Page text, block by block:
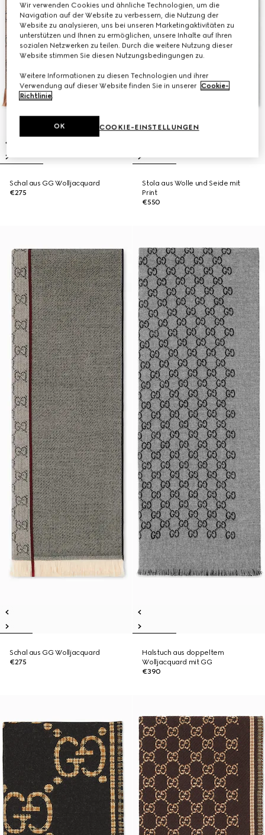
Schal aus GG Wolljacquard
€275
Stola aus Wolle und Seide mit
Print
€550
Schal aus GG Wolljacquard
€275
Halstuch aus doppeltem
Wolljacquard mit GG
€390
Wir verwenden Cookies und ähnliche Technologien, um die
Navigation auf der Website zu verbessern, die Nutzung der
Website zu analysieren, uns bei unseren Marketingaktivitäten zu
unterstützen und Ihnen zu ermöglichen, unsere Inhalte auf Ihren
sozialen Netzwerken zu teilen. Durch die weitere Nutzung dieser
Website stimmen Sie diesen Nutzungsbedingungen zu.
Weitere Informationen zu diesen Technologien und ihrer
Verwendung auf dieser Website finden Sie in unserer Cookie-
Richtlinie.
COOKIE-EINSTELLUNGEN
OK